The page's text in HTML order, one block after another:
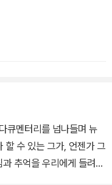
큐멘터리를 넘나들며 뉴
할 수 있는 그가, 언젠가 그
추억을 우리에게 들려주